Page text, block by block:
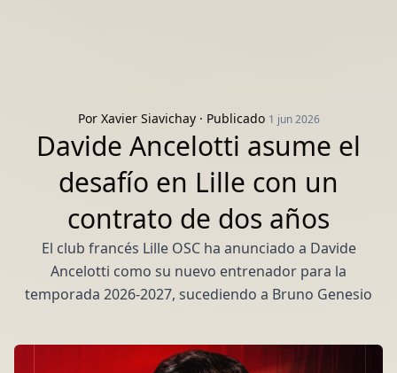
Por Xavier Siavichay· Publicado 1 jun 2026
Davide Ancelotti asume el
desafío en Lille con un
contrato de dos años
El club francés Lille OSC ha anunciado a Davide
Ancelotti como su nuevo entrenador para la
temporada 2026-2027, sucediendo a Bruno Genesio